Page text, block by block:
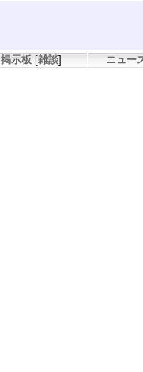
掲示板 [雑談] ニュー